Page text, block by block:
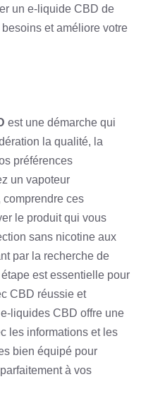
un e-liquide CBD de
et améliore votre
est une démarche qui
la qualité, la
préférences
un vapoteur
comprendre ces
le produit qui vous
sans nicotine aux
par la recherche de
est essentielle pour
CBD réussie et
liquides CBD offre une
les informations et les
bien équipé pour
à vos